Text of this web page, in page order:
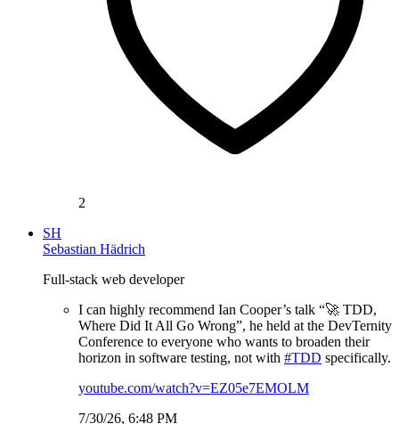
2
SH
Sebastian Hädrich
Full-stack web developer
I can highly recommend Ian Cooper’s talk “🚀 TDD,
Where Did It All Go Wrong”, he held at the DevTernity
Conference to everyone who wants to broaden their
horizon in software testing, not with #TDD specifically.
youtube.com/watch?v=EZ05e7EMOLM
7/30/26, 6:48 PM